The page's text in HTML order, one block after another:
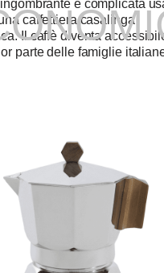
e complicata
caffettiera casalinga
Il caffè diventa
parte delle famiglie